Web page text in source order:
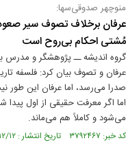
منوچهر صدوقی‌سها:
عرفان برخلاف تصوف سیر
مُشتی احکام بی‌روح است
گروه اندیشه ــ پژوهشگر و مدرس
عرفان و تصوف بیان کرد: فلسفه
صدرا می‌رسد، اما عرفان این طور
اما اگر معرفت حقیقی از اول پیدا
می‌شود و کاملاً هم می‌ماند.
کد خبر: ۳۷۹۲۴۶۷ تاریخ انتشار : ۱۳۹۷/۱۲/۱۲